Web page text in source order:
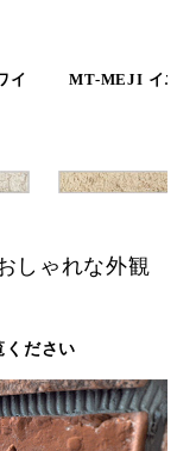
イ
MT-MEJI イ
しゃれな外観
ください